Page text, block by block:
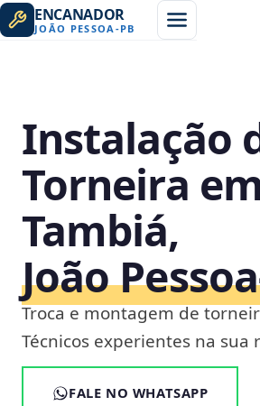
ENCANADOR
JOÃO PESSOA -PB
Instalação
Torneira em
Tambiá,
João
Troca e montagem de
Técnicos experientes na sua
FALE NO WHATSAPP